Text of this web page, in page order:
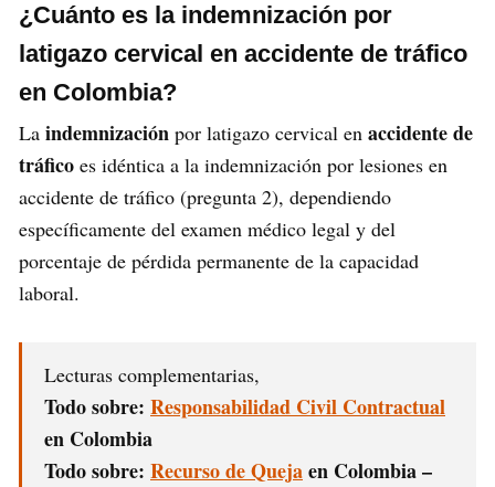
¿Cuánto es la indemnización por
latigazo cervical en accidente de tráfico
en Colombia?
La indemnización por latigazo cervical en accidente de
tráfico es idéntica a la indemnización por lesiones en
accidente de tráfico (pregunta 2), dependiendo
específicamente del examen médico legal y del
porcentaje de pérdida permanente de la capacidad
laboral.
Lecturas complementarias,
Todo sobre: Responsabilidad Civil Contractual
en Colombia
Todo sobre: Recurso de Quejaen Colombia –